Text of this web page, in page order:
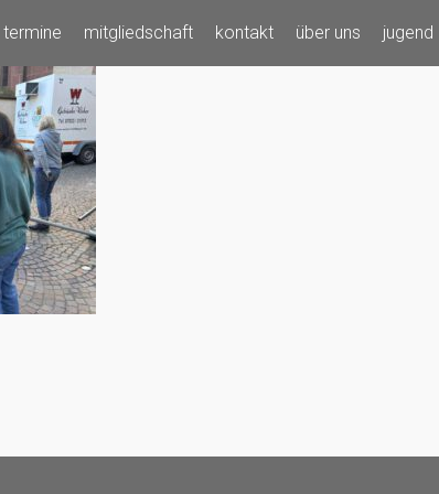
termine mitgliedschaft kontakt über uns jugend